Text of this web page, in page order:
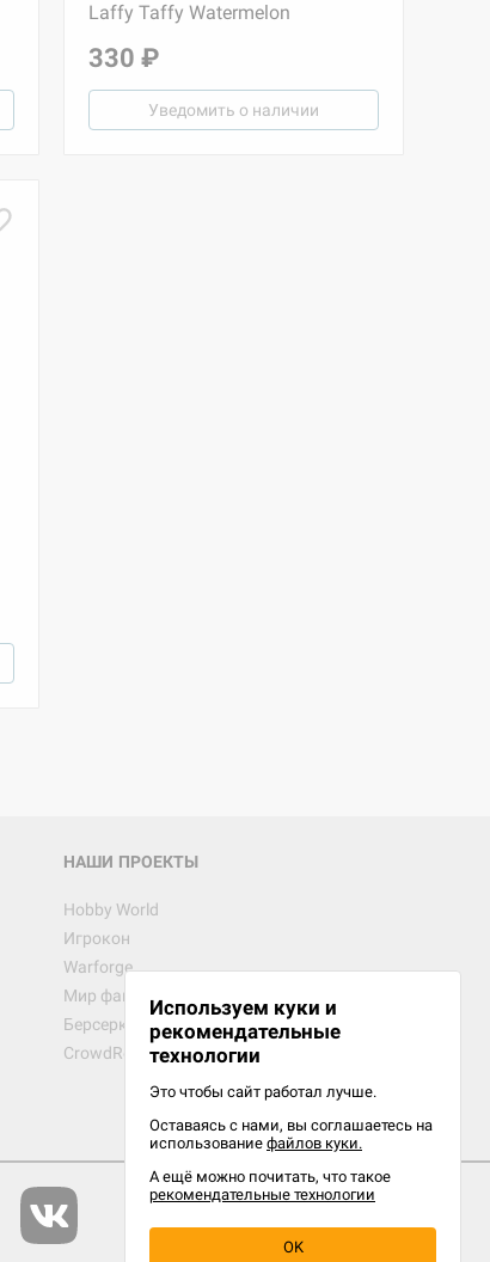
Laffy Taffy Watermelon
330 ₽
Уведомить о наличии
НАШИ ПРОЕКТЫ
Hobby World
Игрокон
Warforge
Мир фантастики
Берсерк
CrowdRepublic
Используем куки и
рекомендательные
технологии
Это чтобы сайт работал лучше.
Оставаясь с нами, вы соглашаетесь на
использование файлов куки.
А ещё можно почитать, что такое
рекомендательные технологии
OK